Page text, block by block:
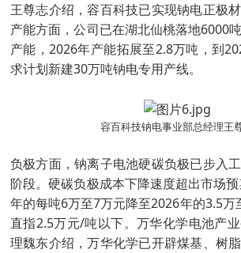
王尊志介绍，容百科技已实现钠电正极材
产能方面，公司已在湖北仙桃落地6000
产能，2026年产能拓展至2.8万吨，到
求计划新建30万吨钠电专用产线。
容百科技钠电事业部总经理王
负极方面，钠离子电池硬碳负极已步入
阶段。硬碳负极成本下降速度超出市场
年的每吨6万至7万元降至2026年的3.5万
直指2.5万元/吨以下。万华化学电池产
理魏东介绍，万华化学已开辟煤基、树